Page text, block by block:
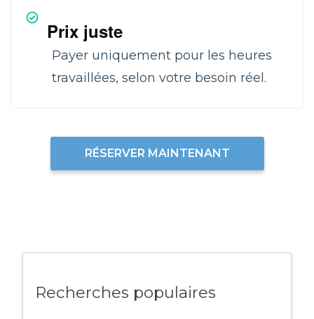
Prix juste
Payer uniquement pour les heures
travaillées, selon votre besoin réel.
RÉSERVER MAINTENANT
Recherches populaires